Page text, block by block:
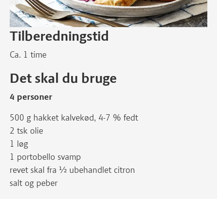
Tilberedningstid
Ca. 1 time
Det skal du bruge
4 personer
500 g hakket kalvekød, 4-7 % fedt
2 tsk olie
1 løg
1 portobello svamp
revet skal fra ½ ubehandlet citron
salt og peber